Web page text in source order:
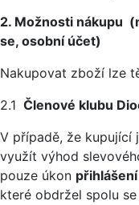
2. Možnosti nákupu
se, osobní účet)
Nakupovat zboží lze
2.1 Členové klubu
V případě, že kupující
využít výhod
pouze úkon přihlášení
které obdržel spolu